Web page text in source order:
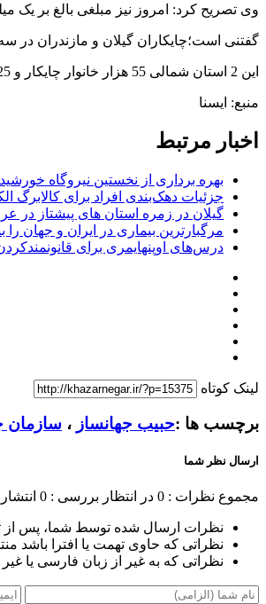
وی تصریح کرد: امروز نیز مبلغی بالغ بر یک
گفتنی است؛چایکاران گیلان و مازندران در
این 2 استان شمالی 55 هزار خانوار چایکار و 25 هزار هکتار باغ چای دارد.
منبع: ایسنا
اخبار مرتبط
بهره برداری از نخستین نیروگاه
جزئیات دهک‌بندی افراد برای کالابرگ
گیلان در زمره استان های پیشتاز در
مرگبارترین بیماری در ایران و جهان را
درس‌های اوپنهایمری برای
لینک کوتاه
برچسب ها :حبیب جهانساز ، سازمان
ارسال نظر شما
مجموع نظرات : 0 در انتظار بررسی : 0
نظرات ارسال شده توسط شما، پس از
نظراتی که حاوی تهمت یا افترا باشد
نظراتی که به غیر از زبان فارسی یا